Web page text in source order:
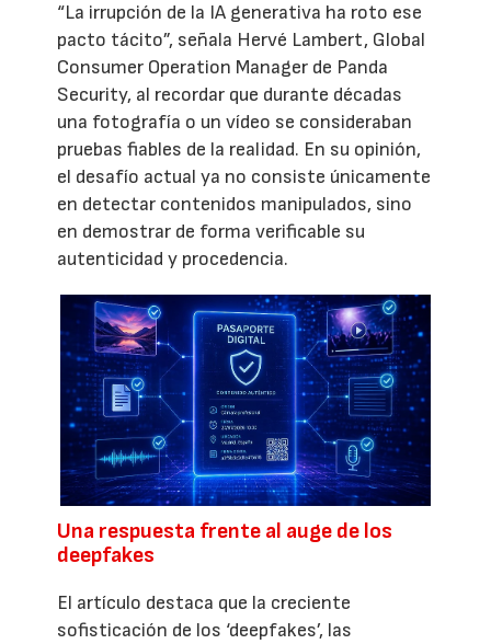
“La irrupción de la IA generativa ha roto ese
pacto tácito”, señala Hervé Lambert, Global
Consumer Operation Manager de Panda
Security, al recordar que durante décadas
una fotografía o un vídeo se consideraban
pruebas fiables de la realidad. En su opinión,
el desafío actual ya no consiste únicamente
en detectar contenidos manipulados, sino
en demostrar de forma verificable su
autenticidad y procedencia.
Una respuesta frente al auge de los
deepfakes
El artículo destaca que la creciente
sofisticación de los ‘deepfakes’, las